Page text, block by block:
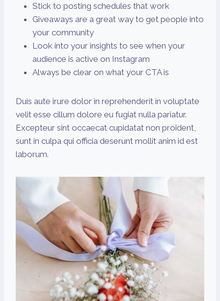
Stick to posting schedules that work
Giveaways are a great way to get people into
your community
Look into your insights to see when your
audience is active on Instagram
Always be clear on what your CTA is
Duis aute irure dolor in reprehenderit in voluptate
velit esse cillum dolore eu fugiat nulla pariatur.
Excepteur sint occaecat cupidatat non proident,
sunt in culpa qui officia deserunt mollit anim id est
laborum.